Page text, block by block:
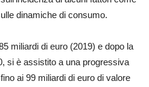
dinamiche di consumo.
miliardi di euro (2019) e dopo la
si è assistito a una progressiva
ai 99 miliardi di euro di valore